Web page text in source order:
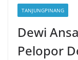
TANJUNGPINANG
Dewi
Pelopor